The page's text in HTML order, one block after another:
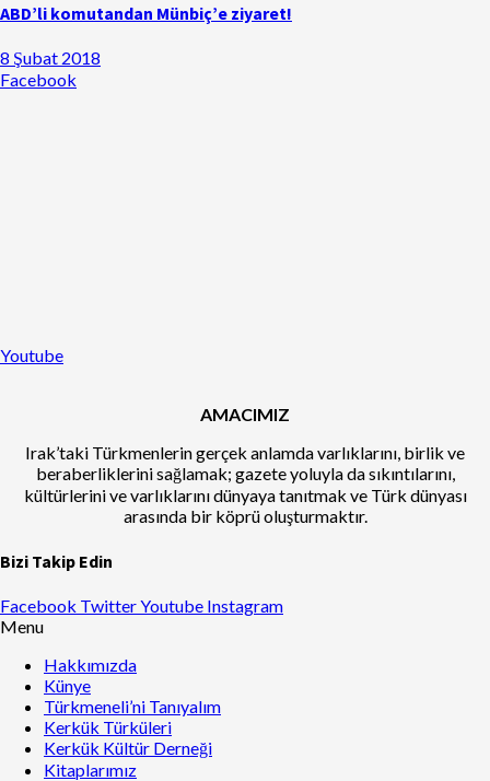
ABD’li komutandan Münbiç’e ziyaret!
8 Şubat 2018
Facebook
Youtube
AMACIMIZ
Irak’taki Türkmenlerin gerçek anlamda varlıklarını, birlik ve
beraberliklerini sağlamak; gazete yoluyla da sıkıntılarını,
kültürlerini ve varlıklarını dünyaya tanıtmak ve Türk dünyası
arasında bir köprü oluşturmaktır.
Bizi Takip Edin
Facebook TwitterYoutube Instagram
Menu
Hakkımızda
Künye
Türkmeneli’ni Tanıyalım
Kerkük Türküleri
Kerkük Kültür Derneği
Kitaplarımız